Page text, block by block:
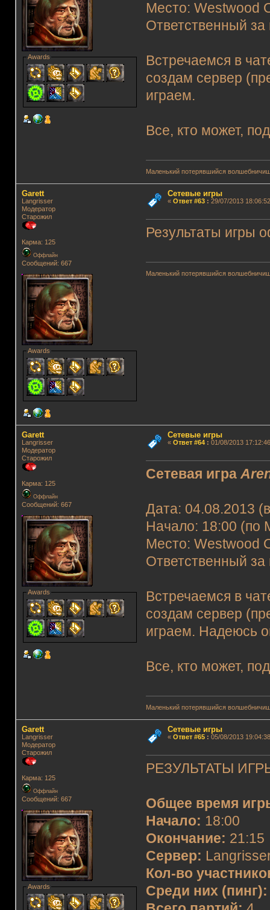
Awards
Место: Westwood
Ответственный
Встречаемся в
создам сервер
играем.
Все, кто может,
Маленький потерявшийся
Garett
Langrisser
Модератор
Старожил
Карма: 125
Оффлайн
Сообщений: 667
Awards
Сетевые игры
« Ответ #63: 29/07/2013
Результаты игры
Маленький потерявшийся
Garett
Langrisser
Модератор
Старожил
Карма: 125
Оффлайн
Сообщений: 667
Awards
Сетевые игры
« Ответ #64: 01/08/2013
Сетевая игра
Дата: 04.08.2013
Начало: 18:00 (по
Место: Westwood
Ответственный
Встречаемся в
создам сервер
играем. Надеюсь
Все, кто может,
Маленький потерявшийся
Garett
Langrisser
Модератор
Старожил
Карма: 125
Оффлайн
Сообщений: 667
Awards
Сетевые игры
« Ответ #65: 05/08/2013
РЕЗУЛЬТАТЫ
Общее время
Начало: 18:00
Окончание: 21:15
Сервер:
Кол-во
Среди них (пинг):